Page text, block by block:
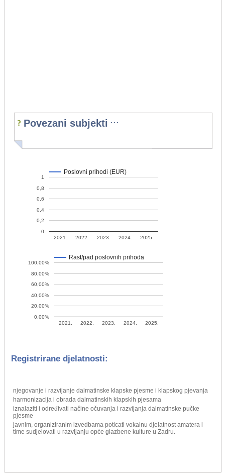
Povezani subjekti ...
Poslovni prihodi (EUR)
2021. 2022. 2023. 2024. 2025.
0
0,2
0,4
0,6
0,8
1
Rast/pad poslovnih prihoda
2021. 2022. 2023. 2024. 2025.
0,00%
20,00%
40,00%
60,00%
80,00%
100,00%
Registrirane djelatnosti:
njegovanje i razvijanje dalmatinske klapske pjesme i klapskog pjevanja
harmonizacija i obrada dalmatinskih klapskih pjesama
iznalaziti i određivati načine očuvanja i razvijanja dalmatinske pučke
pjesme
javnim, organiziranim izvedbama poticati vokalnu djelatnost amatera i
time sudjelovati u razvijanju opće glazbene kulture u Zadru.